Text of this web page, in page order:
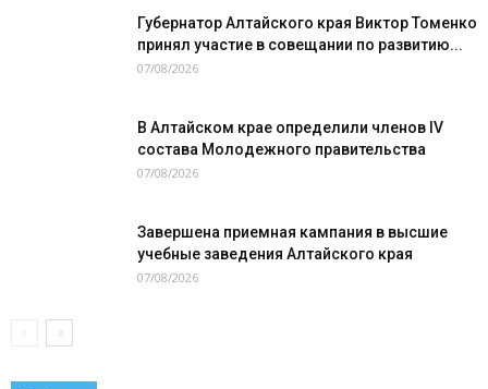
Губернатор Алтайского края Виктор Томенко
принял участие в совещании по развитию...
07/08/2026
В Алтайском крае определили членов IV
состава Молодежного правительства
07/08/2026
Завершена приемная кампания в высшие
учебные заведения Алтайского края
07/08/2026